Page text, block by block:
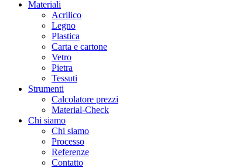
Materiali
Acrilico
Legno
Plastica
Carta e cartone
Vetro
Pietra
Tessuti
Strumenti
Calcolatore prezzi
Material-Check
Chi siamo
Chi siamo
Processo
Referenze
Contatto